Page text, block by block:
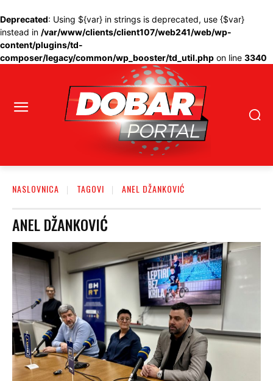
Deprecated: Using ${var} in strings is deprecated, use {$var}
instead in /var/www/clients/client107/web241/web/wp-
content/plugins/td-
composer/legacy/common/wp_booster/td_util.php on line 3340
NASLOVNICA TAGOVI ANEL DŽANKOVIĆ
ANEL DŽANKOVIĆ